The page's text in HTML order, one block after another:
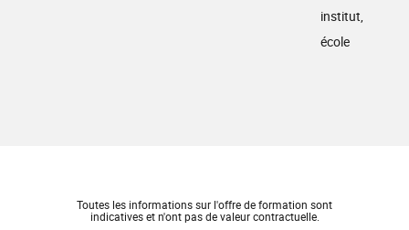
institut,
école
Toutes les informations sur l'offre de formation sont
indicatives et n'ont pas de valeur contractuelle.